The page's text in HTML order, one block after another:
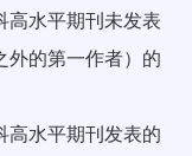
水平期刊未发表
外的第一作者）的
水平期刊发表的